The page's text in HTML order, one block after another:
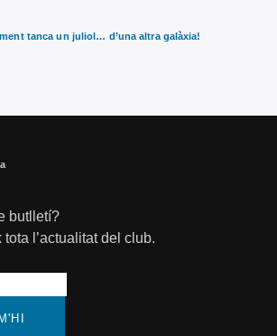
tanca un juliol… d’una altra galàxia!
butlletí?
tota l’actualitat del club.